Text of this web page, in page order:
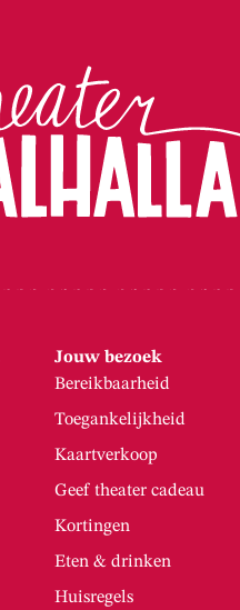
Jouw bezoek
Bereikbaarheid
Toegankelijkheid
Kaartverkoop
Geef theater cadeau
Kortingen
Eten & drinken
Huisregels